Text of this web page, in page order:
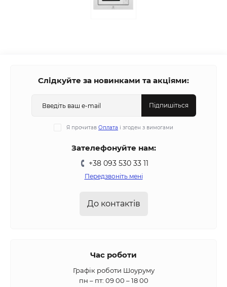
Слідкуйте за новинками та акціями:
Підпишіться
Я прочитав Оплата і згоден з вимогами
Зателефонуйте нам:
+38 093 530 33 11
Передзвоніть мені
До контактів
Час роботи
Графік роботи Шоуруму
пн – пт: 09 00 – 18 00